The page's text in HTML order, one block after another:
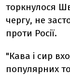
торкнулося
чергу, не
проти Росії.
"Кава і сир
популярних